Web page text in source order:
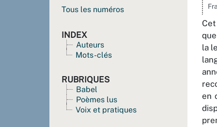
Tous les numéros
INDEX
Auteurs
Mots-clés
RUBRIQUES
Babel
Poèmes lus
Voix et pratiques
la
en